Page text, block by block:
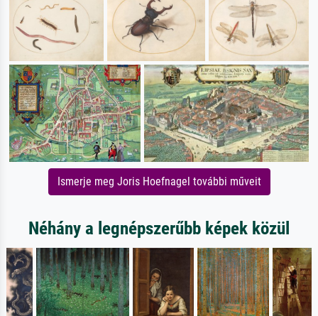
Ismerje meg Joris Hoefnagel további műveit
Néhány a legnépszerűbb képek közül